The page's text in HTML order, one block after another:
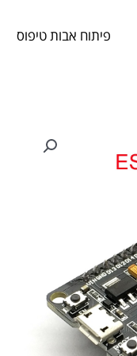
פיתוח אבות טיפוס